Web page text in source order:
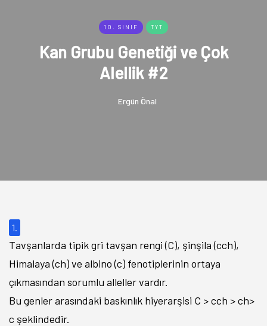
10. SINIF TYT
Kan Grubu Genetiği ve Çok
Alellik #2
Ergün Önal
1.
Tavşanlarda tipik gri tavşan rengi (C), şinşila (cch),
Himalaya (ch) ve albino (c) fenotiplerinin ortaya
çıkmasından sorumlu alleller vardır.
Bu genler arasındaki baskınlık hiyerarşisi C > cch > ch>
c şeklindedir.